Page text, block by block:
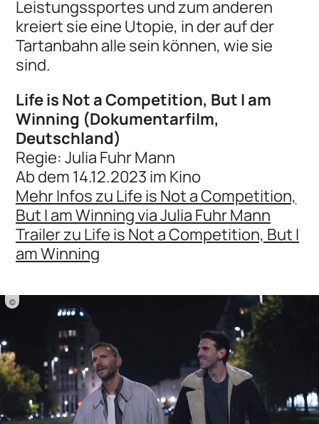
Leistungssportes und zum anderen
kreiert sie eine Utopie, in der auf der
Tartanbahn alle sein können, wie sie
sind.
Life is Not a Competition, But I am
Winning (Dokumentarfilm,
Deutschland)
Regie: Julia Fuhr Mann
Ab dem 14.12.2023 im Kino
Mehr Infos zu Life is Not a Competition,
But I am Winning via Julia Fuhr Mann
Trailer zu Life is Not a Competition, But I
am Winning
©